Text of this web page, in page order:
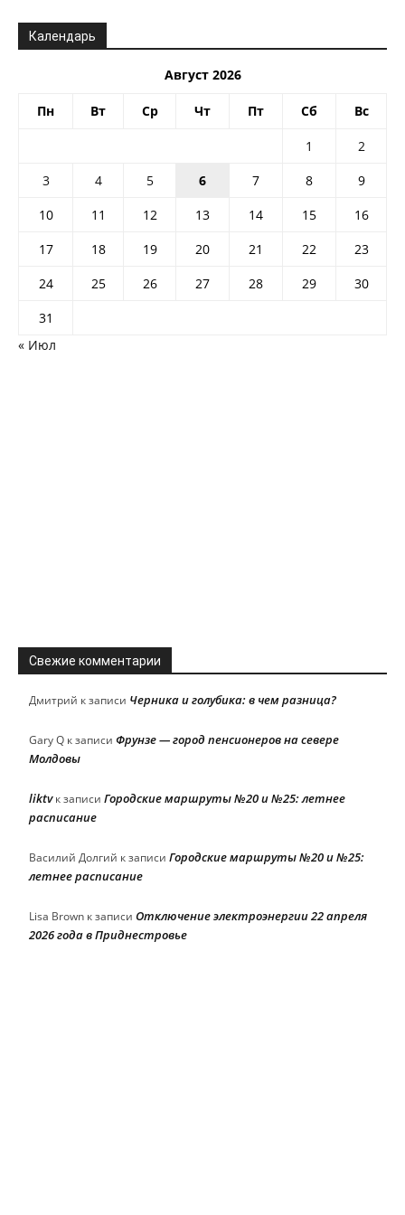
Календарь
Август 2026
Пн Вт Ср Чт Пт Сб Вс
1
2
3
4 5 6 7 8
9
10
11 12 13 14 15
16
17
18 19 20 21 22
23
24
25 26 27 28 29
30
31
« Июл
Свежие комментарии
Дмитрий к записи Черника и голубика: в чем разница?
Gary Q к записи Фрунзе — город пенсионеров на севере
Молдовы
liktvк записи Городские маршруты №20 и №25: летнее
расписание
Василий Долгий к записи Городские маршруты №20 и №25:
летнее расписание
Lisa Brown к записи Отключение электроэнергии 22 апреля
2026 года в Приднестровье